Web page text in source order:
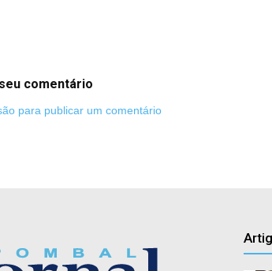
comentário
para publicar um comentário